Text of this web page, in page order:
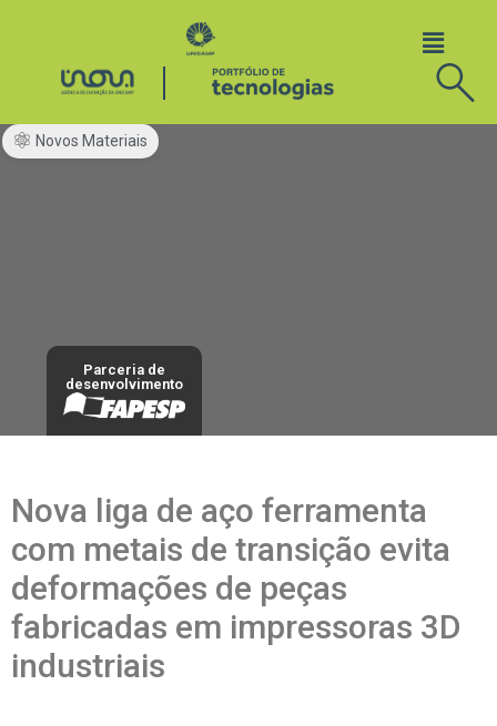
Novos Materiais
Parceria de
desenvolvimento
Nova liga de aço ferramenta
com metais de transição evita
deformações de peças
fabricadas em impressoras 3D
industriais